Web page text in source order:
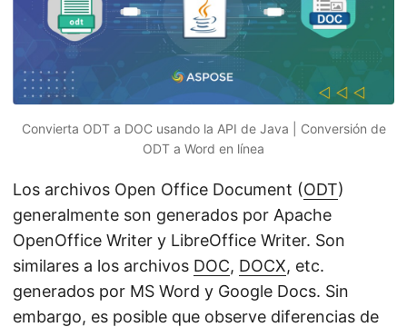
Convierta ODT a DOC usando la API de Java | Conversión de
ODT a Word en línea
Los archivos Open Office Document (ODT)
generalmente son generados por Apache
OpenOffice Writer y LibreOffice Writer. Son
similares a los archivos DOC, DOCX, etc.
generados por MS Word y Google Docs. Sin
embargo, es posible que observe diferencias de